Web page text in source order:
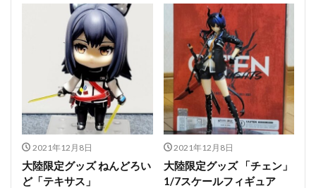
2021年12月8日
大陸限定グッズ ねんどろい
ど「テキサス」
2021年12月8日
大陸限定グッズ 「チェン」
1/7スケールフィギュア